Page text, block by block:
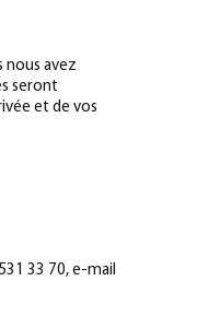
nous avez
seront
et de vos
33 70, e-mail